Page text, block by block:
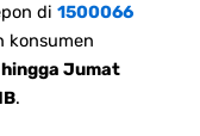
di 1500066
konsumen
Jumat
.